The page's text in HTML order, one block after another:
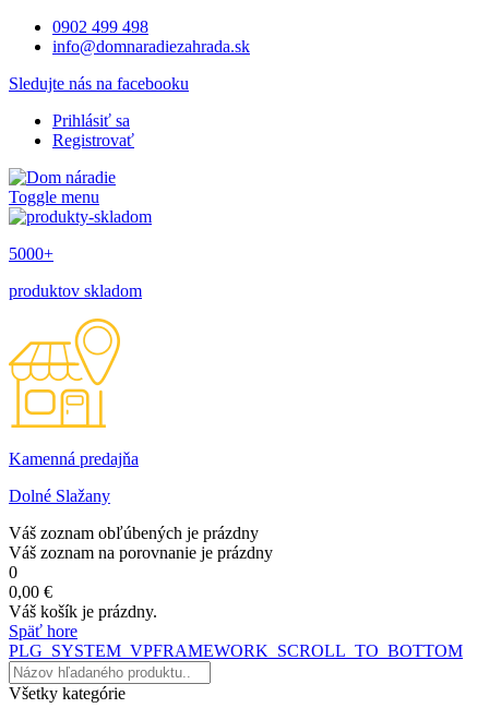
0902 499 498
info@domnaradiezahrada.sk
Sledujte nás na facebooku
Prihlásiť sa
Registrovať
Toggle menu
5000+
produktov skladom
Kamenná predajňa
Dolné Slažany
Váš zoznam obľúbených je prázdny
Váš zoznam na porovnanie je prázdny
0
0,00 €
Váš košík je prázdny.
Späť hore
PLG_SYSTEM_VPFRAMEWORK_SCROLL_TO_BOTTOM
Všetky kategórie